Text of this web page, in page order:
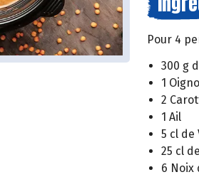
Pour 4
300 g
1
2
1 Ail
5 cl de
25 cl
6 Noix